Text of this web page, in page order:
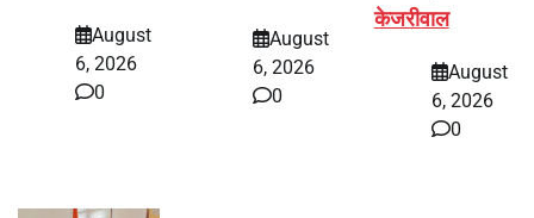
August
6, 2026
0
August
6, 2026
0
केजरीवाल
August
6, 2026
0